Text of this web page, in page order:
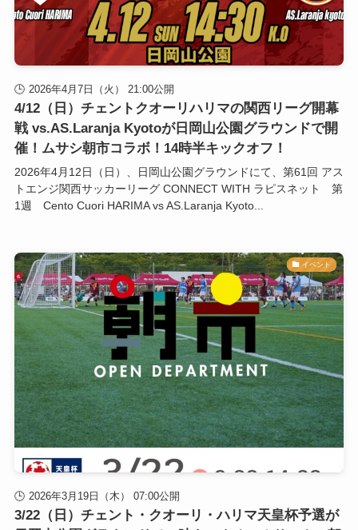
2026年4月7日（火） 21:00公開
4/12（日）チェントクオーリハリマの関西リーグ開幕
戦 vs.AS.Laranja Kyotoが日岡山公園グラウンドで開
催！ムサシ朝市コラボ！14時半キックオフ！
2026年4月12日（日）、日岡山公園グラウンドにて、第61回 アス
トエンジ関西サッカーリーグ CONNECT WITH ラピスネット 第
1週 Cento Cuori HARIMA vs AS.Laranja Kyoto...
イベント
2026年3月19日（木） 07:00公開
3/22（日）チェント・クオーリ・ハリマ天皇杯予選が